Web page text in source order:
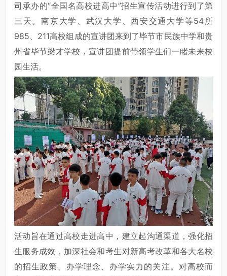
司承办的“全国名高校进高中”招生宣传活动进行到了第
三天。南京大学、武汉大学、西安交通大学等54所
985、211高校组成的宣讲团来到了毕节市民族中学和贵
州省毕节梁才学校，宣讲团提前带领学生们一睹未来校
园生活。
活动旨在通过高校走进高中，建立起沟通渠道，强化招
生服务成效，加深社会和考生对新高考改革和各大名校
的招生政策、办学理念、办学实力的关注。对高校而